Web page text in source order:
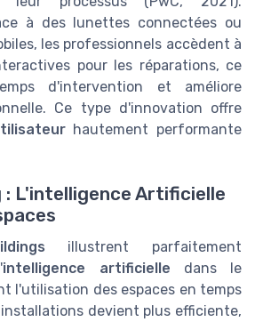
à des lunettes connectées ou
les professionnels accèdent à
pour les réparations, ce
d'intervention et améliore
Ce type d'innovation offre
hautement performante
L'intelligence Artificielle
illustrent parfaitement
intelligence artificielle dans le
l'utilisation des espaces en temps
devient plus efficiente,